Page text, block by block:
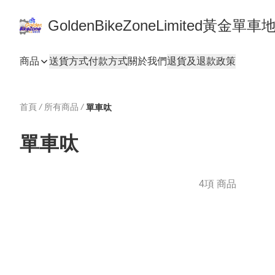
GoldenBikeZoneLimited黃金單車
商品 送貨方式付款方式關於我們退貨及退款政策
首頁 / 所有商品 / 單車呔
單車呔
4項 商品